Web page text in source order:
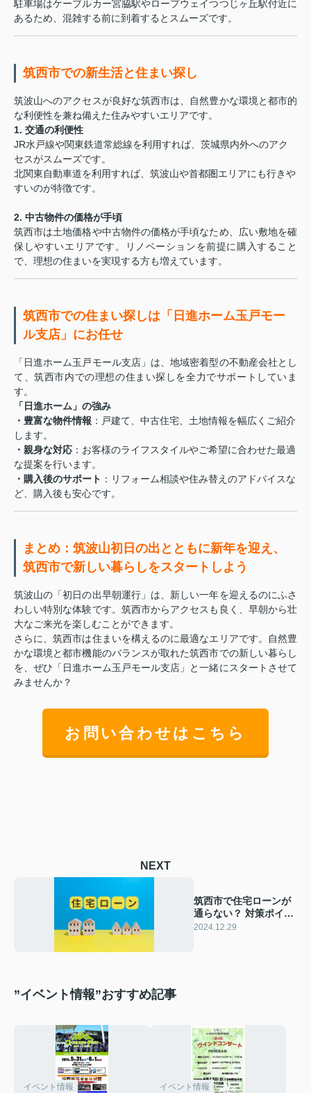
駐車場はケーブルカー宮脇駅やロープウェイつつじヶ丘駅付近に
あるため、混雑する前に到着するとスムーズです。
筑西市での新生活と住まい探し
筑波山へのアクセスが良好な筑西市は、自然豊かな環境と都市的
な利便性を兼ね備えた住みやすいエリアです。
1. 交通の利便性
JR水戸線や関東鉄道常総線を利用すれば、茨城県内外へのアク
セスがスムーズです。
北関東自動車道を利用すれば、筑波山や首都圏エリアにも行きや
すいのが特徴です。
2. 中古物件の価格が手頃
筑西市は土地価格や中古物件の価格が手頃なため、広い敷地を確
保しやすいエリアです。リノベーションを前提に購入すること
で、理想の住まいを実現する方も増えています。
筑西市での住まい探しは「日進ホーム玉戸モー
ル支店」にお任せ
「日進ホーム玉戸モール支店」は、地域密着型の不動産会社とし
て、筑西市内での理想の住まい探しを全力でサポートしていま
す。
「日進ホーム」の強み
・豊富な物件情報 ：戸建て、中古住宅、土地情報を幅広くご紹介
します。
・親身な対応 ：お客様のライフスタイルやご希望に合わせた最適
な提案を行います。
・購入後のサポート ：リフォーム相談や住み替えのアドバイスな
ど、購入後も安心です。
まとめ：筑波山初日の出とともに新年を迎え、
筑西市で新しい暮らしをスタートしよう
筑波山の「初日の出早朝運行」は、新しい一年を迎えるのにふさ
わしい特別な体験です。筑西市からアクセスも良く、早朝から壮
大なご来光を楽しむことができます。
さらに、筑西市は住まいを構えるのに最適なエリアです。自然豊
かな環境と都市機能のバランスが取れた筑西市での新しい暮らし
を、ぜひ「日進ホーム玉戸モール支店」と一緒にスタートさせて
みませんか？
お問い合わせはこちら
NEXT
筑西市で住宅ローンが
通らない？ 対策ポイン
トをご紹介！
2024.12.29
”イベント情報”おすすめ記事
イベント情報 イベント情報